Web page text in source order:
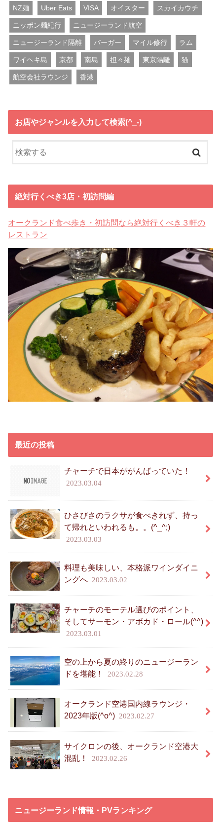
NZ麺 Uber Eats VISA オイスター スカイカウチ
ニッポン麺紀行 ニュージーランド航空
ニュージーランド隔離 バーガー マイル修行 ラム
ワイヘキ島 京都 南島 担々麺 東京隔離 猫
航空会社ラウンジ 香港
お店やジャンルを入力して検索(^_-)
絶対行くべき3店・初訪問編
オークランド食べ歩き・初訪問なら絶対行くべき３軒の
レストラン
最近の投稿
チャーチで日本ががんばっていた！
2023.03.04
ひさびさのラクサが食べきれず、持っ
て帰れといわれるも。。(^_^;)
2023.03.03
料理も美味しい、本格派ワインダイニ
ングへ 2023.03.02
チャーチのモーテル選びのポイント、
そしてサーモン・アボカド・ロール(^^)
2023.03.01
空の上から夏の終りのニュージーラン
ドを堪能！
2023.02.28
オークランド空港国内線ラウンジ・
2023年版(^o^) 2023.02.27
サイクロンの後、オークランド空港大
混乱！
2023.02.26
ニュージーランド情報・PVランキング